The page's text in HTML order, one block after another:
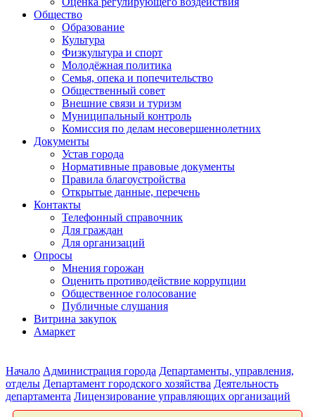
Общество
Образование
Культура
Физкультура и спорт
Молодёжная политика
Семья, опека и попечительство
Общественный совет
Внешние связи и туризм
Муниципальный контроль
Комиссия по делам несовершеннолетних
Документы
Устав города
Нормативные правовые документы
Правила благоустройства
Открытые данные, перечень
Контакты
Телефонный справочник
Для граждан
Для организаций
Опросы
Мнения горожан
Оценить противодействие коррупции
Общественное голосование
Публичные слушания
Витрина закупок
Амаркет
Начало Администрация города Департаменты, управления,
отделы Департамент городского хозяйства Деятельность
департамента Лицензирование управляющих организаций